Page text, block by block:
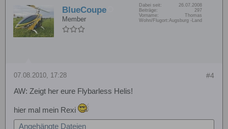
BlueCoupe
Member
Dabei seit:
26.07.2008
Beiträge:
297
Vorname:
Thomas
Wohn/Flugort:Augsburg -Land
#4
07.08.2010, 17:28
AW: Zeigt her eure Flybarless Helis!
hier mal mein Rexi
Angehängte Dateien